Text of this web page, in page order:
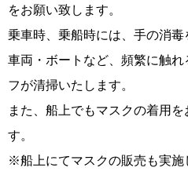
をお願い致します。
乗車時、乗船時には、手の消毒
車両・ボートなど、頻繁に触
フが清掃いたします。
また、船上でもマスクの着用
す。
※船上にてマスクの販売も実施